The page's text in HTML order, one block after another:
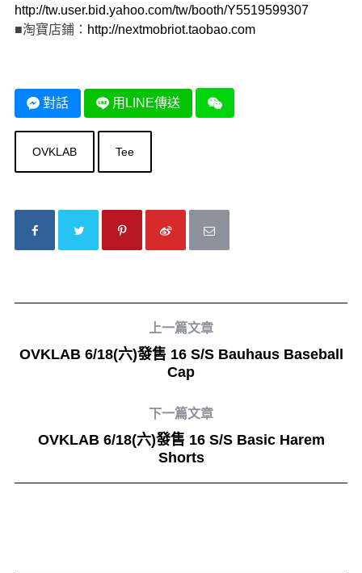
http://tw.user.bid.yahoo.com/tw/booth/Y5519599307
■淘寶店鋪： http://nextmobriot.taobao.com
對話 用LINE傳送
OVKLAB Tee
上一篇文章
OVKLAB 6/18(六)發售 16 S/S Bauhaus Baseball
Cap
下一篇文章
OVKLAB 6/18(六)發售 16 S/S Basic Harem
Shorts